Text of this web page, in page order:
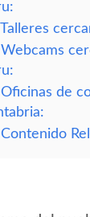
Talleres
Webcams
Oficinas de
Contenido